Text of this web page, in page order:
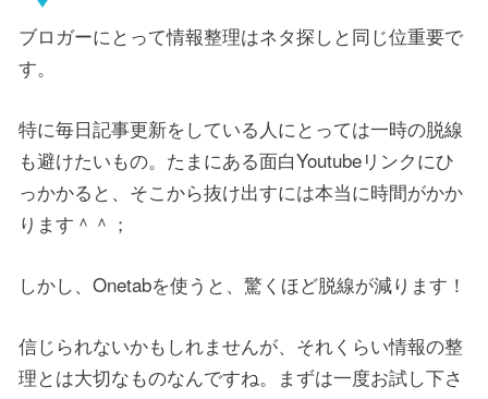
ブロガーにとって情報整理はネタ探しと同じ位重要で
す。
特に毎日記事更新をしている人にとっては一時の脱線
も避けたいもの。たまにある面白Youtubeリンクにひ
っかかると、そこから抜け出すには本当に時間がかか
ります＾＾；
しかし、Onetabを使うと、驚くほど脱線が減ります！
信じられないかもしれませんが、それくらい情報の整
理とは大切なものなんですね。まずは一度お試し下さ